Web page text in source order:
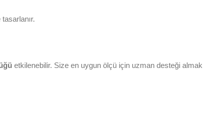
etkilenebilir. Size en uygun ölçü için uzman desteği almak